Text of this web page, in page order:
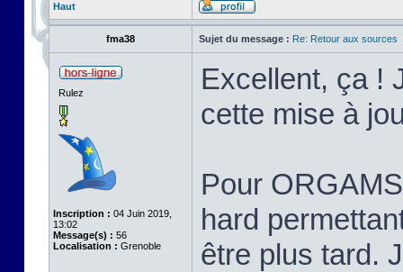
Haut
fma38 Sujet du message : Re: Retour aux sources
Rulez
Inscription : 04 Juin 2019,
13:02
Message(s) : 56
Localisation : Grenoble
Excellent, ça !
cette mise à
Pour
hard
être plus tard.